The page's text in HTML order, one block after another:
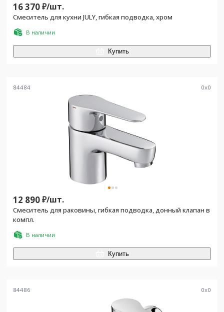
16 370₽/шт.
Смеситель для кухни JULY, гибкая подводка, хром
В наличии
Купить
84484 0x0
12 890₽/шт.
Смеситель для раковины, гибкая подводка, донный клапан в
компл.
В наличии
Купить
84486 0x0